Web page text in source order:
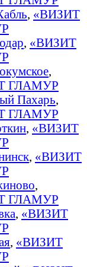
, «ВИЗИТ
, «ВИЗИТ
,
ГЛАМУР
Пахарь,
ГЛАМУР
, «ВИЗИТ
, «ВИЗИТ
,
ГЛАМУР
, «ВИЗИТ
, «ВИЗИТ